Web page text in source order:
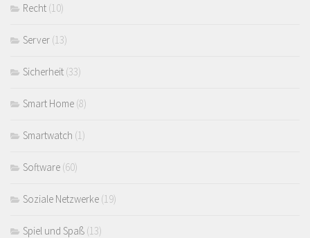
Recht (10)
Server (13)
Sicherheit (33)
Smart Home (8)
Smartwatch (1)
Software (60)
Soziale Netzwerke (19)
Spiel und Spaß (13)